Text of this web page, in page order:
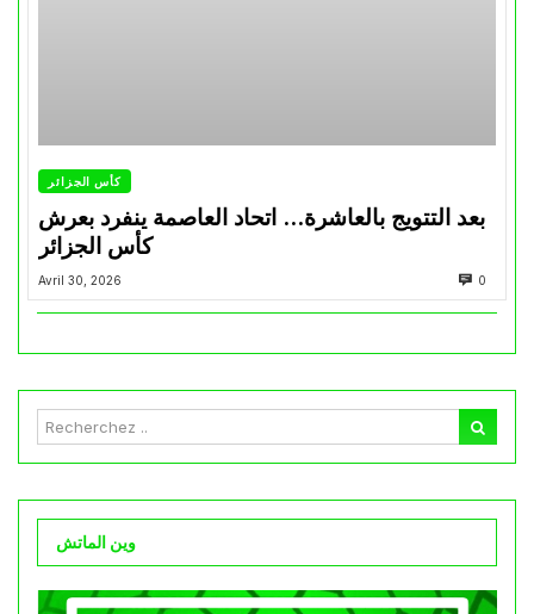
كأس الجزائر
بعد التتويج بالعاشرة… اتحاد العاصمة ينفرد بعرش
كأس الجزائر
Avril 30, 2026 0
وين الماتش